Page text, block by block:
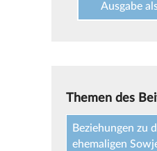
Ausgabe
Themen des
Beziehungen zu
ehemaligen